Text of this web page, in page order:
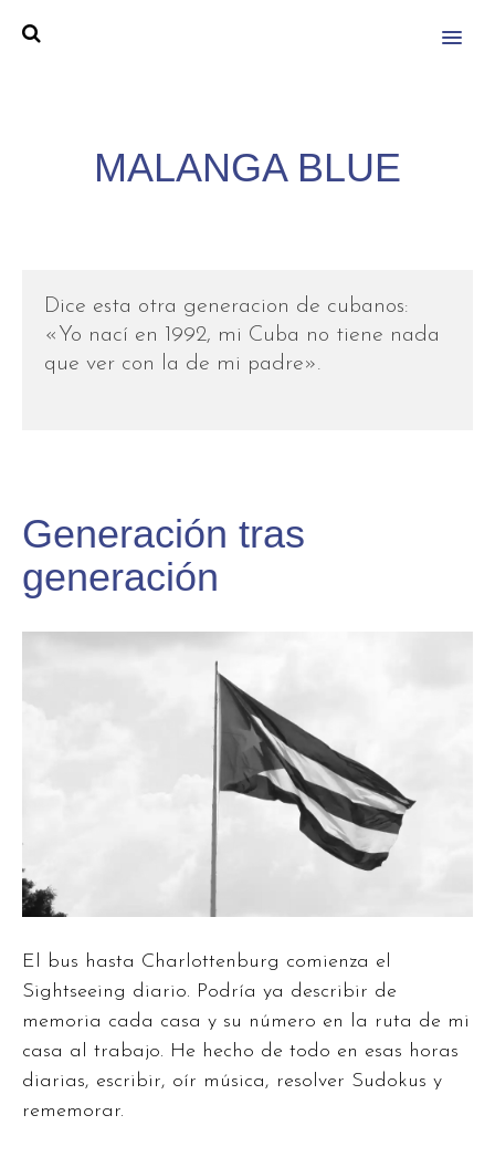
MENU
MALANGA BLUE
Dice esta otra generacion de cubanos:
«Yo nací en 1992, mi Cuba no tiene nada
que ver con la de mi padre».
Generación tras
generación
El bus hasta Charlottenburg comienza el
Sightseeing diario. Podría ya describir de
memoria cada casa y su número en la ruta de mi
casa al trabajo. He hecho de todo en esas horas
diarias, escribir, oír música, resolver Sudokus y
rememorar.